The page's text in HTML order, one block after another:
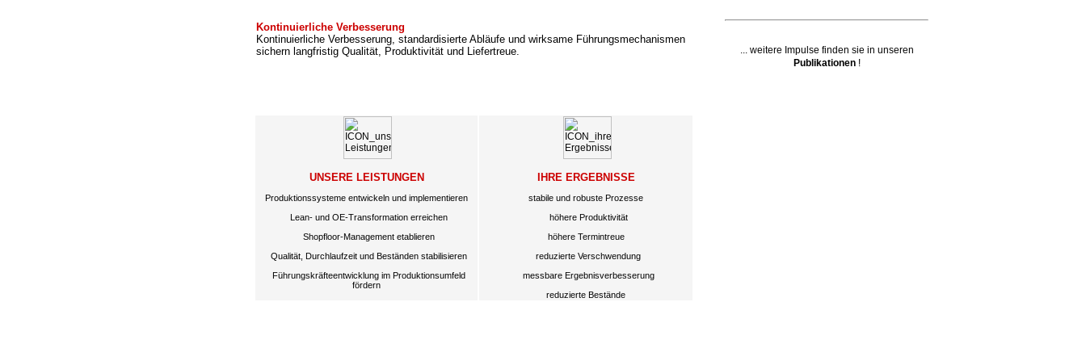
Kontinuierliche Verbesserung
Kontinuierliche Verbesserung, standardisierte Abläufe und wirksame Führungsmechanismen
sichern langfristig Qualität, Produktivität und Liefertreue.
UNSERE LEISTUNGEN
Produktionssysteme entwickeln und implementieren
Lean- und OE-Transformation erreichen
Shopfloor-Management etablieren
Qualität, Durchlaufzeit und Beständen stabilisieren
Führungskräfteentwicklung im Produktionsumfeld
fördern
IHRE ERGEBNISSE
stabile und robuste Prozesse
höhere Produktivität
höhere Termintreue
reduzierte Verschwendung
messbare Ergebnisverbesserung
reduzierte Bestände
... weitere Impulse finden sie in unseren
Publikationen!